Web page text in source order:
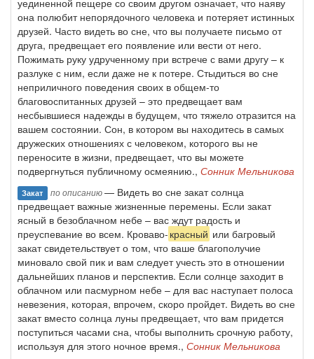
уединенной пещере со своим другом означает, что наяву
она полюбит непорядочного человека и потеряет истинных
друзей. Часто видеть во сне, что вы получаете письмо от
друга, предвещает его появление или вести от него.
Пожимать руку удрученному при встрече с вами другу – к
разлуке с ним, если даже не к потере. Стыдиться во сне
неприличного поведения своих в общем-то
благовоспитанных друзей – это предвещает вам
несбывшиеся надежды в будущем, что тяжело отразится на
вашем состоянии. Сон, в котором вы находитесь в самых
дружеских отношениях с человеком, которого вы не
переносите в жизни, предвещает, что вы можете
подвергнуться публичному осмеянию., Сонник Мельникова
Закат по описанию— Видеть во сне закат солнца
предвещает важные жизненные перемены. Если закат
ясный в безоблачном небе – вас ждут радость и
преуспевание во всем. Кроваво- красный или багровый
закат свидетельствует о том, что ваше благополучие
миновало свой пик и вам следует учесть это в отношении
дальнейших планов и перспектив. Если солнце заходит в
облачном или пасмурном небе – для вас наступает полоса
невезения, которая, впрочем, скоро пройдет. Видеть во сне
закат вместо солнца луны предвещает, что вам придется
поступиться часами сна, чтобы выполнить срочную работу,
используя для этого ночное время., Сонник Мельникова